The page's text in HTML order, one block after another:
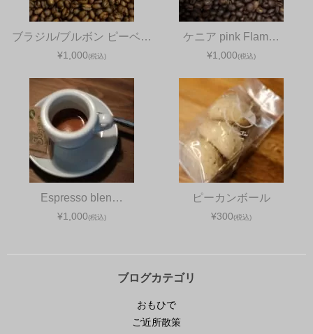
ブラジル/ブルボン ピーベ…
¥1,000(税込)
ケニア pink Flam…
¥1,000(税込)
Espresso blen…
¥1,000(税込)
ピーカンボール
¥300(税込)
ブログカテゴリ
おもひで
ご近所散策